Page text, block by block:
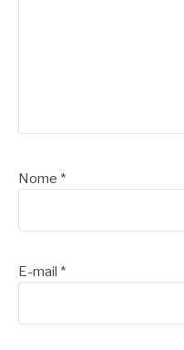
Nome *
E-mail *